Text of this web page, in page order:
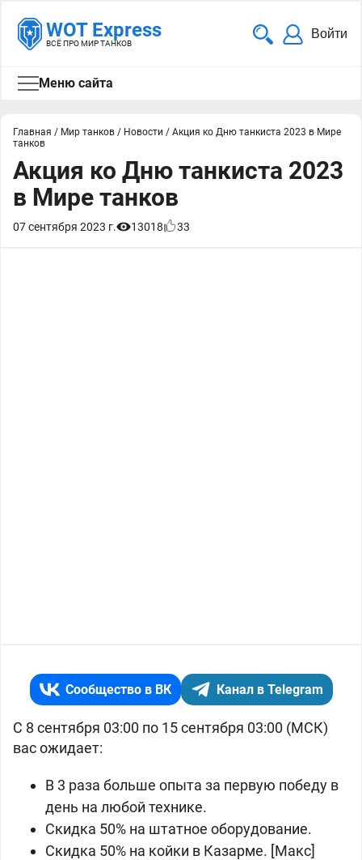
WOT Express
ВСЁ ПРО МИР ТАНКОВ
Войти
Меню сайта
Главная / Мир танков / Новости / Акция ко Дню танкиста 2023 в Мире
танков
Акция ко Дню танкиста 2023
в Мире танков
07 сентября 2023 г. 13018 33
Сообщество в ВК Канал в Telegram
С 8 сентября 03:00 по 15 сентября 03:00 (МСК)
вас ожидает:
В 3 раза больше опыта за первую победу в
день на любой технике.
Скидка 50% на штатное оборудование.
Скидка 50% на койки в Казарме. [Макс]